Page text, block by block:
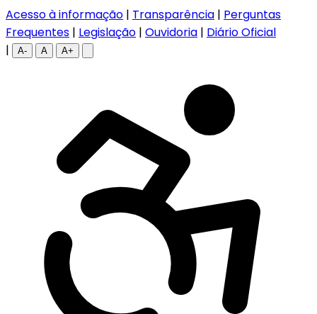
Acesso à informação | Transparência | Perguntas
Frequentes | Legislação | Ouvidoria | Diário Oficial
|
A- A A+